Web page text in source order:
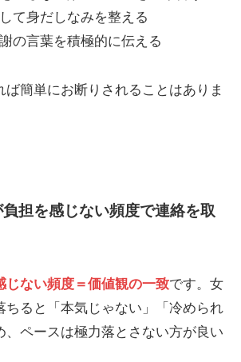
て身だしなみを整える
の言葉を積極的に伝える
ば簡単にお断りされることはありま
担を感じない頻度で連絡を取
じない頻度＝価値観の一致です。女
ちると「本気じゃない」「冷められ
、ペースは極力落とさない方が良い